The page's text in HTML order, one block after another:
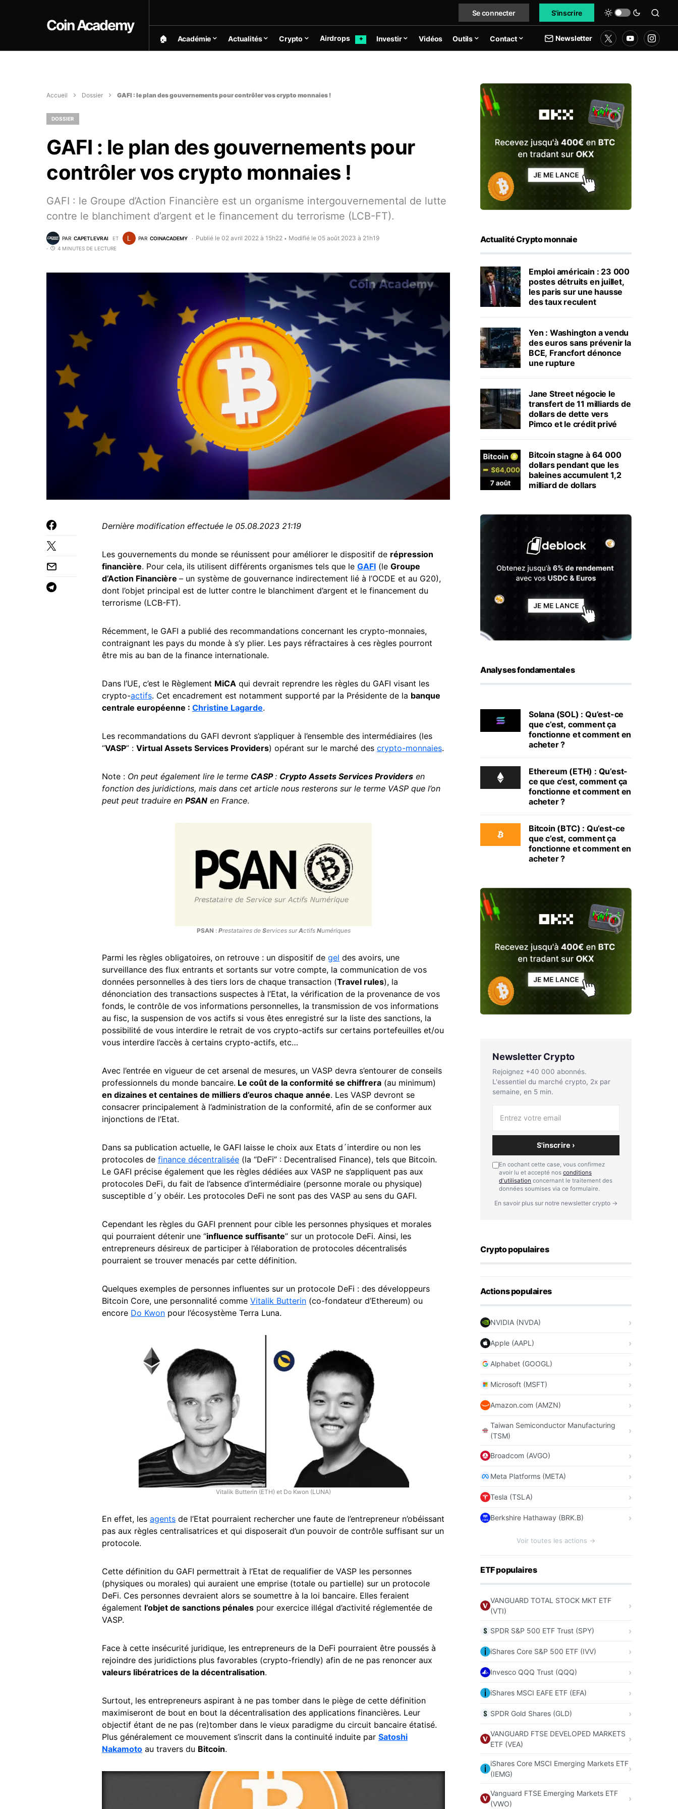
Coin Academy
Se connecter S'inscrire
🏠︎ Académie Actualités Crypto Airdrops ✦ Investir Vidéos Outils Contact Newsletter
Accueil Dossier GAFI : le plan des gouvernements pour contrôler vos crypto monnaies !
DOSSIER
GAFI : le plan des gouvernements pour
contrôler vos crypto monnaies !
GAFI : le Groupe d’Action Financière est un organisme intergouvernemental de lutte
contre le blanchiment d’argent et le financement du terrorisme (LCB-FT).
PAR CAPETLEVRAI ET PAR COINACADEMY Publié le 02 avril 2022 à 15h22 • Modifié le 05 août 2023 à 21h19
4 MINUTES DE LECTURE
Dernière modification effectuée le 05.08.2023 21:19
Les gouvernements du monde se réunissent pour améliorer le dispositif de répression
financière. Pour cela, ils utilisent différents organismes tels que le GAFI (le Groupe
d’Action Financière – un système de gouvernance indirectement lié à l’OCDE et au G20),
dont l’objet principal est de lutter contre le blanchiment d’argent et le financement du
terrorisme (LCB-FT).
Récemment, le GAFI a publié des recommandations concernant les crypto-monnaies,
contraignant les pays du monde à s’y plier. Les pays réfractaires à ces règles pourront
être mis au ban de la finance internationale.
Dans l’UE, c’est le Règlement MiCA qui devrait reprendre les règles du GAFI visant les
crypto-actifs. Cet encadrement est notamment supporté par la Présidente de la banque
centrale européenne : Christine Lagarde.
Les recommandations du GAFI devront s’appliquer à l’ensemble des intermédiaires (les
“VASP” : Virtual Assets Services Providers) opérant sur le marché des crypto-monnaies.
Note : On peut également lire le terme CASP: Crypto Assets Services Providers en
fonction des juridictions, mais dans cet article nous resterons sur le terme VASP que l’on
peut peut traduire en PSAN en France.
PSAN : Prestataires de Services surActifs Numériques
Parmi les règles obligatoires, on retrouve : un dispositif de gel des avoirs, une
surveillance des flux entrants et sortants sur votre compte, la communication de vos
données personnelles à des tiers lors de chaque transaction (Travel rules), la
dénonciation des transactions suspectes à l’Etat, la vérification de la provenance de vos
fonds, le contrôle de vos informations personnelles, la transmission de vos informations
au fisc, la suspension de vos actifs si vous êtes enregistré sur la liste des sanctions, la
possibilité de vous interdire le retrait de vos crypto-actifs sur certains portefeuilles et/ou
vous interdire l’accès à certains crypto-actifs, etc…
Avec l’entrée en vigueur de cet arsenal de mesures, un VASP devra s’entourer de conseils
professionnels du monde bancaire. Le coût de la conformité se chiffrera (au minimum)
en dizaines et centaines de milliers d’euros chaque année. Les VASP devront se
consacrer principalement à l’administration de la conformité, afin de se conformer aux
injonctions de l’Etat.
Dans sa publication actuelle, le GAFI laisse le choix aux Etats d´interdire ou non les
protocoles de finance décentralisée (la “DeFi” : Decentralised Finance), tels que Bitcoin.
Le GAFI précise également que les règles dédiées aux VASP ne s’appliquent pas aux
protocoles DeFi, du fait de l’absence d’intermédiaire (personne morale ou physique)
susceptible d´y obéir. Les protocoles DeFi ne sont pas des VASP au sens du GAFI.
Cependant les règles du GAFI prennent pour cible les personnes physiques et morales
qui pourraient détenir une “influence suffisante” sur un protocole DeFi. Ainsi, les
entrepreneurs désireux de participer à l’élaboration de protocoles décentralisés
pourraient se trouver menacés par cette définition.
Quelques exemples de personnes influentes sur un protocole DeFi : des développeurs
Bitcoin Core, une personnalité comme Vitalik Butterin (co-fondateur d’Ethereum) ou
encore Do Kwon pour l’écosystème Terra Luna.
Vitalik Butterin (ETH) et Do Kwon (LUNA)
En effet, les agents de l’Etat pourraient rechercher une faute de l’entrepreneur n’obéissant
pas aux règles centralisatrices et qui disposerait d’un pouvoir de contrôle suffisant sur un
protocole.
Cette définition du GAFI permettrait à l’Etat de requalifier de VASP les personnes
(physiques ou morales) qui auraient une emprise (totale ou partielle) sur un protocole
DeFi. Ces personnes devraient alors se soumettre à la loi bancaire. Elles feraient
également l’objet de sanctions pénales pour exercice illégal d’activité réglementée de
VASP.
Face à cette insécurité juridique, les entrepreneurs de la DeFi pourraient être poussés à
rejoindre des juridictions plus favorables (crypto-friendly) afin de ne pas renoncer aux
valeurs libératrices de la décentralisation.
Surtout, les entrepreneurs aspirant à ne pas tomber dans le piège de cette définition
maximiseront de bout en bout la décentralisation des applications financières. Leur
objectif étant de ne pas (re)tomber dans le vieux paradigme du circuit bancaire étatisé.
Plus généralement ce mouvement s’inscrit dans la continuité induite par Satoshi
Nakamoto au travers du Bitcoin.
Actualité Crypto monnaie
Emploi américain : 23 000
postes détruits en juillet,
les paris sur une hausse
des taux reculent
Yen : Washington a vendu
des euros sans prévenir la
BCE, Francfort dénonce
une rupture
Jane Street négocie le
transfert de 11 milliards de
dollars de dette vers
Pimco et le crédit privé
Bitcoin stagne à 64 000
dollars pendant que les
baleines accumulent 1,2
milliard de dollars
Analyses fondamentales
Solana (SOL) : Qu’est-ce
que c’est, comment ça
fonctionne et comment en
acheter ?
Ethereum (ETH) : Qu’est-
ce que c’est, comment ça
fonctionne et comment en
acheter ?
Bitcoin (BTC) : Qu’est-ce
que c’est, comment ça
fonctionne et comment en
acheter ?
Newsletter Crypto
Rejoignez +40 000 abonnés.
L'essentiel du marché crypto, 2x par
semaine, en 5 min.
S'inscrire ›
En cochant cette case, vous confirmez
avoir lu et accepté nos conditions
d'utilisation concernant le traitement des
données soumises via ce formulaire.
En savoir plus sur notre newsletter crypto →
Crypto populaires
Actions populaires
NVIDIA (NVDA)
Apple (AAPL)
Alphabet (GOOGL)
Microsoft (MSFT)
Amazon.com (AMZN)
Taiwan Semiconductor Manufacturing
(TSM)
Broadcom (AVGO)
Meta Platforms (META)
Tesla (TSLA)
Berkshire Hathaway (BRK.B)
Voir toutes les actions →
ETF populaires
VANGUARD TOTAL STOCK MKT ETF
(VTI)
SPDR S&P 500 ETF Trust (SPY)
iShares Core S&P 500 ETF (IVV)
Invesco QQQ Trust (QQQ)
iShares MSCI EAFE ETF (EFA)
SPDR Gold Shares (GLD)
VANGUARD FTSE DEVELOPED MARKETS
ETF (VEA)
iShares Core MSCI Emerging Markets ETF
(IEMG)
Vanguard FTSE Emerging Markets ETF
(VWO)